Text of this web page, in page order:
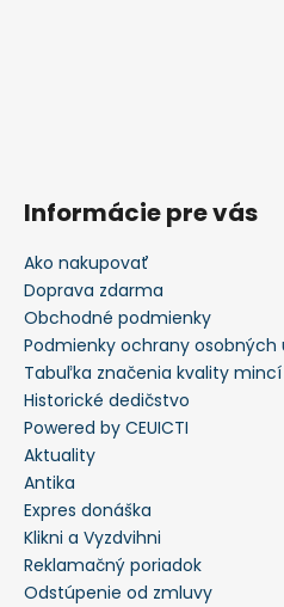
Informácie pre vás
Ako nakupovať
Doprava zdarma
Obchodné podmienky
Podmienky ochrany osobných
Tabuľka značenia kvality
Historické dedičstvo
Powered by CEUICTI
Aktuality
Antika
Expres donáška
Klikni a Vyzdvihni
Reklamačný poriadok
Odstúpenie od zmluvy